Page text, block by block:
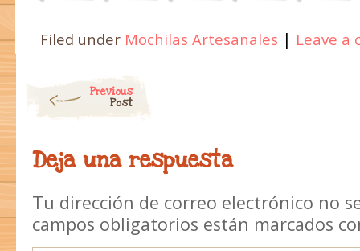
Filed under Mochilas Artesanales | Leave a
Previous
Post
Deja una respuesta
Tu dirección de correo electrónico no
campos obligatorios están marcados